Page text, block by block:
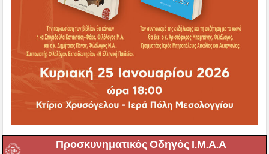
Προσκυνηματικός Οδηγός Ι.Μ.Α.Α